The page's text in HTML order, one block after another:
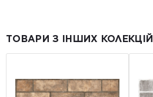
ТОВАРИ З ІНШИХ КОЛЕКЦІЙ